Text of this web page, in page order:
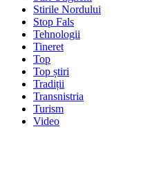
Stirile Nordului
Stop Fals
Tehnologii
Tineret
Top
Top știri
Tradiții
Transnistria
Turism
Video